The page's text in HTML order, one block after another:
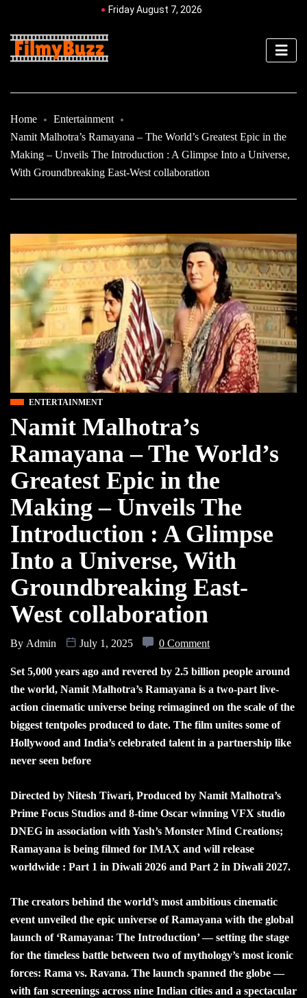
Friday August 7, 2026
Home
Entertainment
Namit Malhotra’s Ramayana – The World’s Greatest Epic in the
Making – Unveils The Introduction : A Glimpse Into a Universe,
With Groundbreaking East-West collaboration
ENTERTAINMENT
Namit Malhotra’s
Ramayana – The World’s
Greatest Epic in the
Making – Unveils The
Introduction : A Glimpse
Into a Universe, With
Groundbreaking East-
West collaboration
By Admin July 1, 2025 0 Comment
Set 5,000 years ago and revered by 2.5 billion people around
the world, Namit Malhotra’s Ramayana is a two-part live-
action cinematic universe being reimagined on the scale of the
biggest tentpoles produced to date. The film unites some of
Hollywood and India’s celebrated talent in a partnership like
never seen before
Directed by Nitesh Tiwari, Produced by Namit Malhotra’s
Prime Focus Studios and 8-time Oscar winning VFX studio
DNEG in association with Yash’s Monster Mind Creations;
Ramayana is being filmed for IMAX and will release
worldwide : Part 1 in Diwali 2026 and Part 2 in Diwali 2027.
The creators behind the world’s most ambitious cinematic
event unveiled the epic universe of Ramayana with the global
launch of ‘Ramayana: The Introduction’ — setting the stage
for the timeless battle between two of mythology’s most iconic
forces: Rama vs. Ravana. The launch spanned the globe —
with fan screenings across nine Indian cities and a spectacular